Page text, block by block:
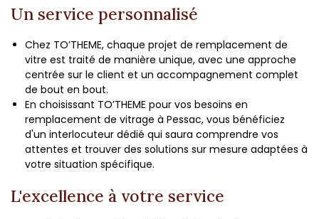
Un service personnalisé
Chez TO’THEME, chaque projet de remplacement de
vitre est traité de manière unique, avec une approche
centrée sur le client et un accompagnement complet
de bout en bout.
En choisissant TO’THEME pour vos besoins en
remplacement de vitrage à Pessac, vous bénéficiez
d'un interlocuteur dédié qui saura comprendre vos
attentes et trouver des solutions sur mesure adaptées à
votre situation spécifique.
L'excellence à votre service